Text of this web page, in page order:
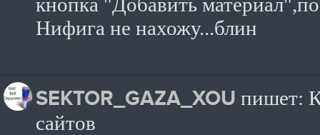
Нифига не нахожу...блин
SEKTOR_GAZA_XOU пишет:
сайтов